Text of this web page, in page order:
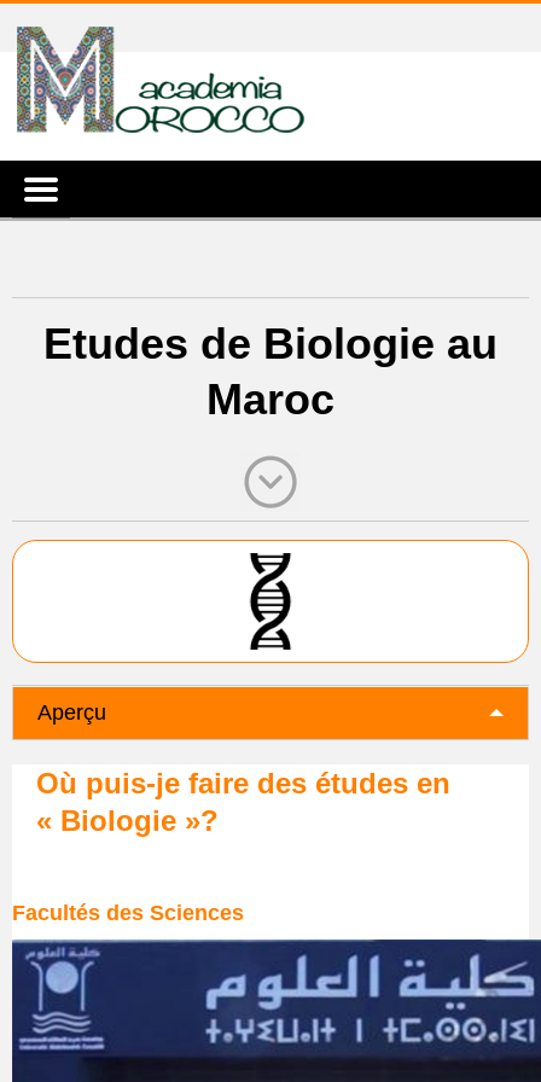
Etudes de Biologie au
Maroc
Aperçu
Où puis-je faire des études en
« Biologie »?
Facultés des Sciences